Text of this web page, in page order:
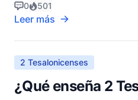
prominentemente el
trabajo disciplinada. Esta
e instruir, profundiza en
los c
0 501
Leer más
2 Tesalonicenses
¿Qué enseña 2